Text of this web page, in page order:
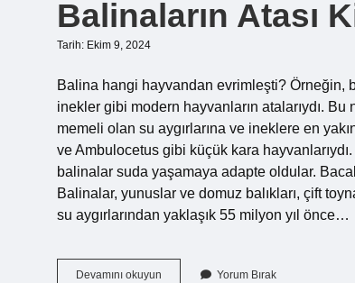
Balinaların Atası
Tarih: Ekim 9, 2024
Balina hangi hayvandan evrimleşti? Örneğin,
inekler gibi modern hayvanların atalarıydı.
memeli olan su aygırlarına ve ineklere en
ve Ambulocetus gibi küçük kara
balinalar suda yaşamaya adapte oldular.
Balinalar, yunuslar ve domuz balıkları, çift
su aygırlarından yaklaşık 55 milyon yıl önce…
Devamını okuyun Balinaların Yorum Bırak